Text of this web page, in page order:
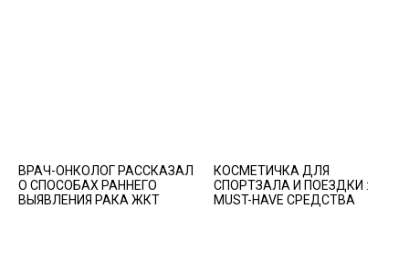
ВРАЧ-ОНКОЛОГ РАССКАЗАЛ
О СПОСОБАХ РАННЕГО
ВЫЯВЛЕНИЯ РАКА ЖКТ
КОСМЕТИЧКА ДЛЯ
СПОРТЗАЛА И ПОЕЗДКИ :
MUST-HAVE СРЕДСТВА